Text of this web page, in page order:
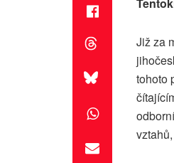
Již za
tohoto